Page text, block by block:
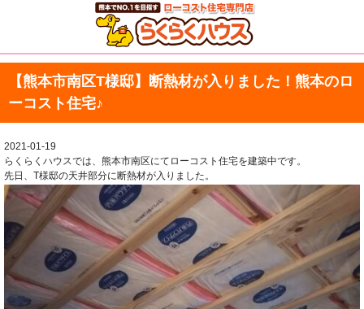
【熊本市南区T様邸】断熱材が入りました！熊本のロ
ーコスト住宅♪
2021-01-19
らくらくハウスでは、熊本市南区にてローコスト住宅を建築中です。
先日、T様邸の天井部分に断熱材が入りました。